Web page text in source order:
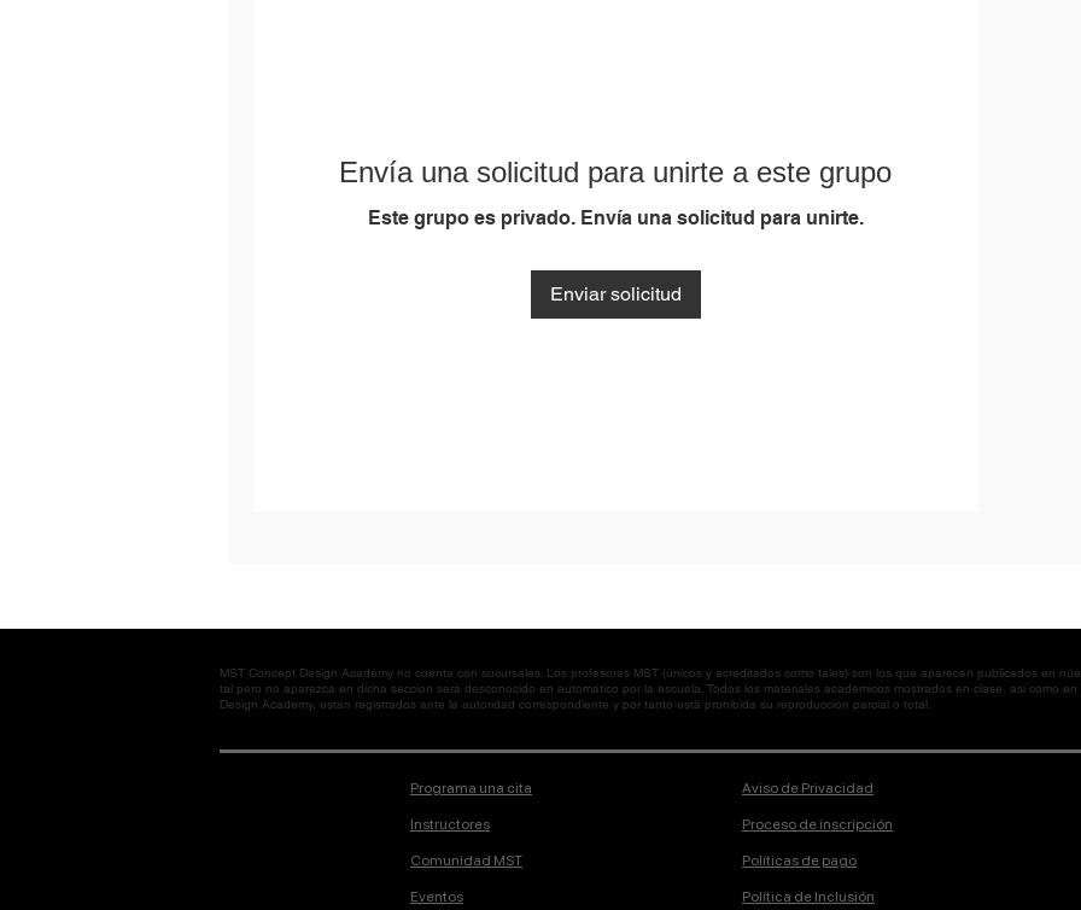
Envía una solicitud para unirte a este grupo
Este grupo es privado. Envía una solicitud para unirte.
Enviar solicitud
MST Concept Design Academy no cuenta con sucursales. Los profesores MST (únicos y acreditados como tales) son los que aparecen publicados en
tal pero no aparezca en dicha sección será desconocido en automático por la escuela. Todos los materiales académicos mostrados en clase, así como
Design Academy, están registrados ante la autoridad correspondiente y por tanto está prohibida su reproducción parcial o total.
Programa una cita
Instructores
Comunidad MST
Eventos
Aviso de Privacidad
Proceso de inscripción
Políticas de pago
Política de Inclusión